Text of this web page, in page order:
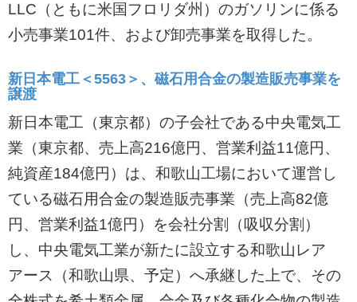
LLC（ともに米国フロリダ州）のガソリンに係る
小売事業101件、および卸売事業を取得した。
新日本電工＜5563＞、磁石用合金の製造販売事業を
譲渡
新日本電工（東京都）の子会社である中央電気工
業（東京都、売上高216億円、営業利益11億円、
純資産184億円）は、和歌山工場において運営し
ている磁石用合金の製造販売事業（売上高82億
円、営業利益1億円）を会社分割（吸収分割）
し、中央電気工業が新たに設立する和歌山レア
アース（和歌山県、予定）へ承継した上で、その